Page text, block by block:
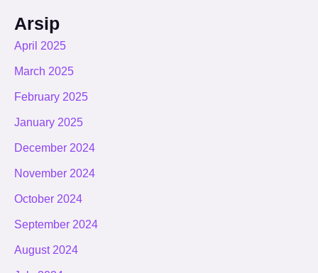
Arsip
April 2025
March 2025
February 2025
January 2025
December 2024
November 2024
October 2024
September 2024
August 2024